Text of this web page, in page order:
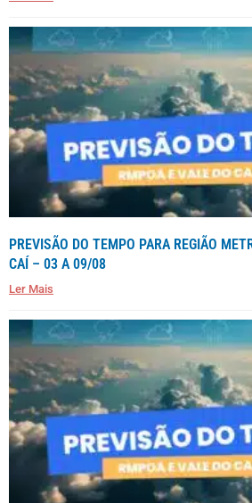
PREVISÃO DO TEMPO PARA REGIÃO
CAÍ – 03 A 09/08
Ler Mais